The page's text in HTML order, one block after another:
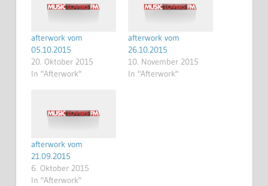
afterwork vom
05.10.2015
20. Oktober 2015
In "Afterwork"
afterwork vom
26.10.2015
10. November 2015
In "Afterwork"
afterwork vom
21.09.2015
6. Oktober 2015
In "Afterwork"